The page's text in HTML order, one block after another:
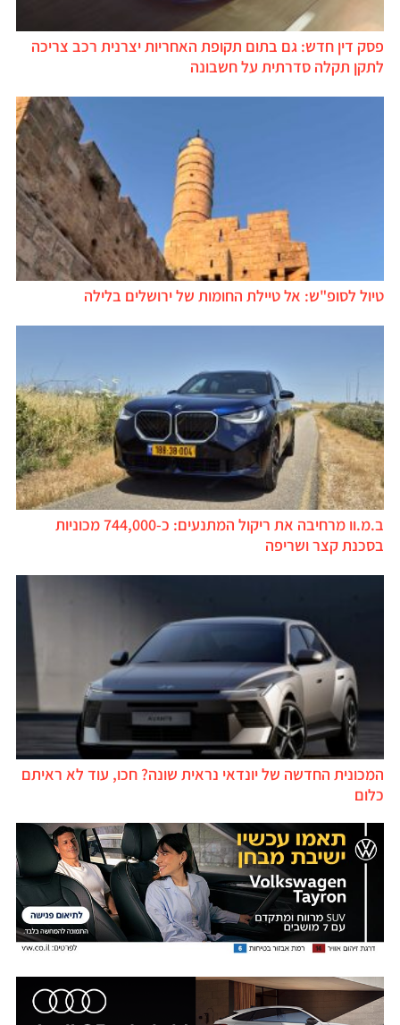
פסק דין חדש: גם בתום תקופת האחריות יצרנית רכב צריכה
לתקן תקלה סדרתית על חשבונה
טיול לסופ"ש: אל טיילת החומות של ירושלים בלילה
ב.מ.וו מרחיבה את ריקול המתנעים: כ-744,000 מכוניות
בסכנת קצר ושריפה
המכונית החדשה של יונדאי נראית שונה? חכו, עוד לא ראיתם
כלום